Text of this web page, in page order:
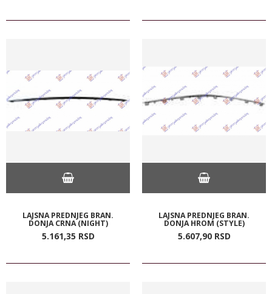
LAJSNA PREDNJEG BRAN.
DONJA CRNA (NIGHT)
5.161,35 RSD
LAJSNA PREDNJEG BRAN.
DONJA HROM (STYLE)
5.607,90 RSD